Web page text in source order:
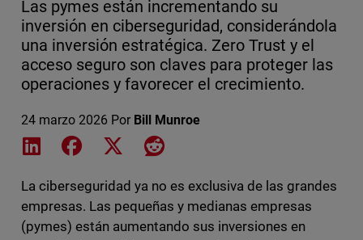
Las pymes están incrementando su
inversión en ciberseguridad, considerándola
una inversión estratégica. Zero Trust y el
acceso seguro son claves para proteger las
operaciones y favorecer el crecimiento.
24 marzo 2026 Por Bill Munroe
Share on LinkedIn
Share on Facebook
Share on XShare on Reddit
La ciberseguridad ya no es exclusiva de las grandes
empresas. Las pequeñas y medianas empresas
(pymes) están aumentando sus inversiones en